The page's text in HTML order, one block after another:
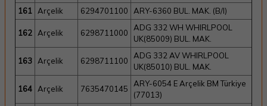
161 Arçelik 6294701100 ARY-6360 BUL. MAK. (B/I)
162 Arçelik 6298711000
ADG 332 WH WHIRLPOOL
UK(85009) BUL. MAK.
163 Arçelik 6298711100
ADG 332 AV WHIRLPOOL
UK(85010) BUL. MAK.
164 Arçelik 7635470145
ARY-6054 E Arçelik BM Türkiye
(77013)